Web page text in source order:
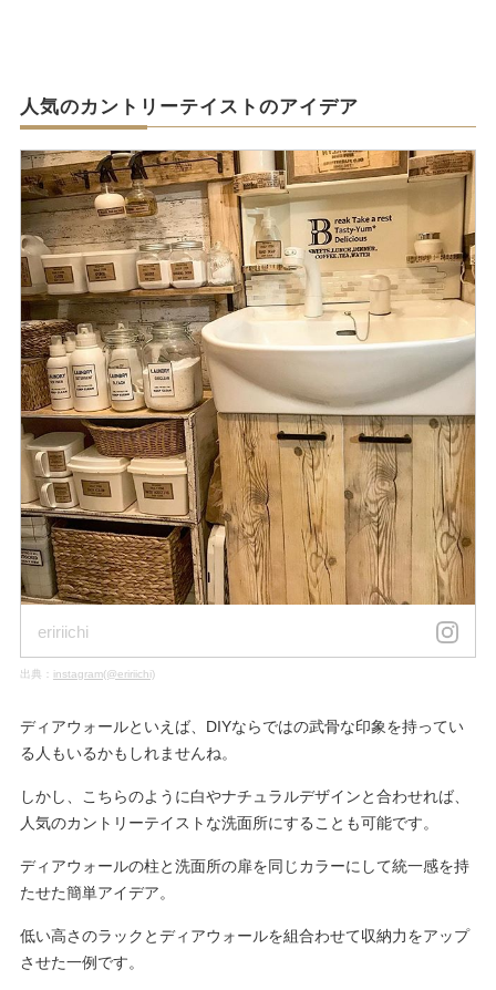
人気のカントリーテイストのアイデア
eririichi
出典： instagram(@eririichi)
ディアウォールといえば、DIYならではの武骨な印象を持ってい
る人もいるかもしれませんね。
しかし、こちらのように白やナチュラルデザインと合わせれば、
人気のカントリーテイストな洗面所にすることも可能です。
ディアウォールの柱と洗面所の扉を同じカラーにして統一感を持
たせた簡単アイデア。
低い高さのラックとディアウォールを組合わせて収納力をアップ
させた一例です。